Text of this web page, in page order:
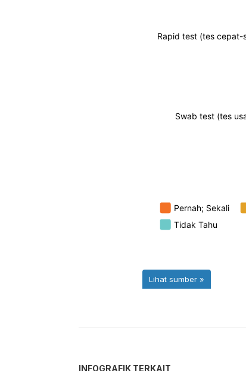
INFOGRAFIK TERKAIT